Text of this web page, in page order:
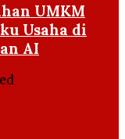
UMKM
Usaha di
AI